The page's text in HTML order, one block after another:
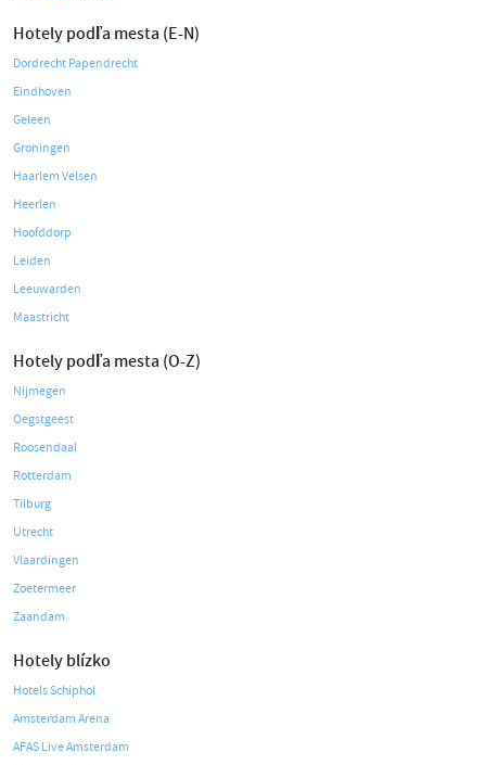
Hotely podľa mesta (E-N)
Dordrecht Papendrecht
Eindhoven
Geleen
Groningen
Haarlem Velsen
Heerlen
Hoofddorp
Leiden
Leeuwarden
Maastricht
Hotely podľa mesta (O-Z)
Nijmegen
Oegstgeest
Roosendaal
Rotterdam
Tilburg
Utrecht
Vlaardingen
Zoetermeer
Zaandam
Hotely blízko
Hotels Schiphol
Amsterdam Arena
AFAS Live Amsterdam